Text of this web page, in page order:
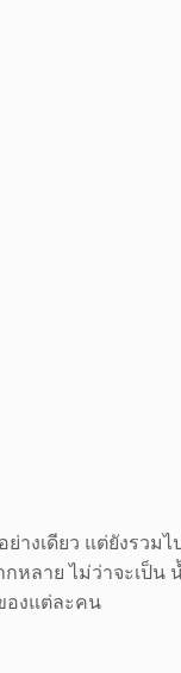
งเดียว แต่ยังร
ลาย ไม่ว่าจะเป็น
องแต่ละคน